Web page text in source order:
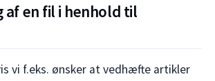
en fil i henhold til
vi f.eks. ønsker at vedhæfte artikler